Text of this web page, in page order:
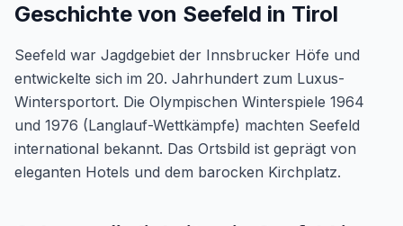
Geschichte von Seefeld in Tirol
Seefeld war Jagdgebiet der Innsbrucker Höfe und
entwickelte sich im 20. Jahrhundert zum Luxus-
Wintersportort. Die Olympischen Winterspiele 1964
und 1976 (Langlauf-Wettkämpfe) machten Seefeld
international bekannt. Das Ortsbild ist geprägt von
eleganten Hotels und dem barocken Kirchplatz.